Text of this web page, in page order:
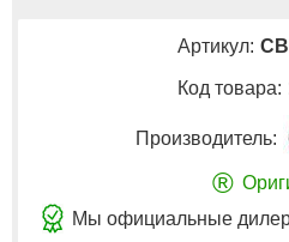
Артикул:
Код товара:
Производитель:
®
Мы официальные